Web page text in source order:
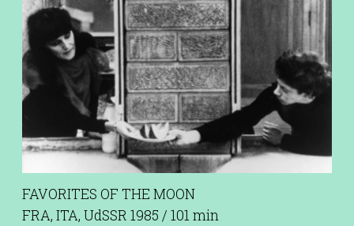
FAVORITES OF THE MOON
FRA, ITA, UdSSR 1985 / 101 min